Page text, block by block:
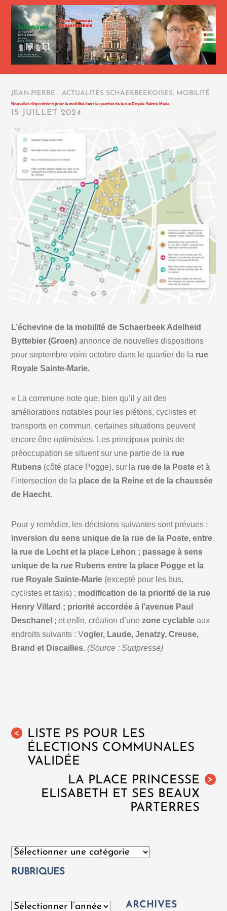
JEAN-PIERRE ACTUALITÉS SCHAERBEEKOISES, MOBILITÉ
Nouvelles dispositions pour la mobilité dans le quartier de la rue Royale-Sainte-Marie
15 JUILLET 2024
L’échevine de la mobilité de Schaerbeek Adelheid
Byttebier (Groen) annonce de nouvelles dispositions
pour septembre voire octobre dans le quartier de la rue
Royale Sainte-Marie.
« La commune note que, bien qu’il y ait des
améliorations notables pour les piétons, cyclistes et
transports en commun, certaines situations peuvent
encore être optimisées. Les principaux points de
préoccupation se situent sur une partie de la rue
Rubens (côté place Pogge), sur la rue de la Poste et à
l’intersection de la place de la Reine et de la chaussée
de Haecht.
Pour y remédier, les décisions suivantes sont prévues :
inversion du sens unique de la rue de la Poste, entre
la rue de Locht et la place Lehon ; passage à sens
unique de la rue Rubens entre la place Pogge et la
rue Royale Sainte-Marie (excepté pour les bus,
cyclistes et taxis) ; modification de la priorité de la rue
Henry Villard ; priorité accordée à l’avenue Paul
Deschanel ; et enfin, création d’unezone cyclable aux
endroits suivants : Vogler, Laude, Jenatzy, Creuse,
Brand et Discailles.(Source : Sudpresse)
<
LISTE PS POUR LES
ÉLECTIONS COMMUNALES
VALIDÉE
>
LA PLACE PRINCESSE
ELISABETH ET SES BEAUX
PARTERRES
Catégories
RUBRIQUES
Archives ARCHIVES